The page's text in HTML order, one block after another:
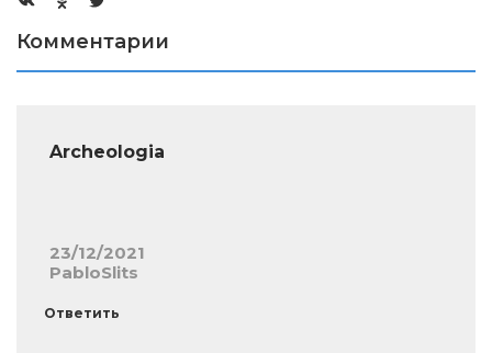
Комментарии
Archeologia
23/12/2021
PabloSlits
Ответить